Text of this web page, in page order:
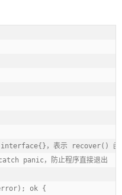
，表示 recover() 函
panic，防止程序直接退出
ok {